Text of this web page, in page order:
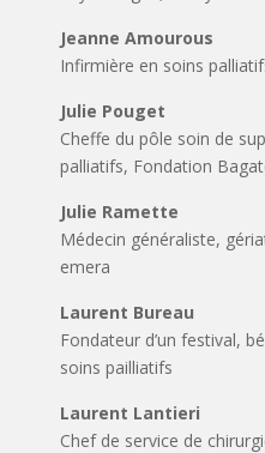
Jeanne Amourous
Infirmière en soins
Julie Pouget
Cheffe du pôle soin de
palliatifs, Fondation
Julie Ramette
Médecin généraliste,
emera
Laurent Bureau
Fondateur d’un festival,
soins pailliatifs
Laurent Lantieri
Chef de service de